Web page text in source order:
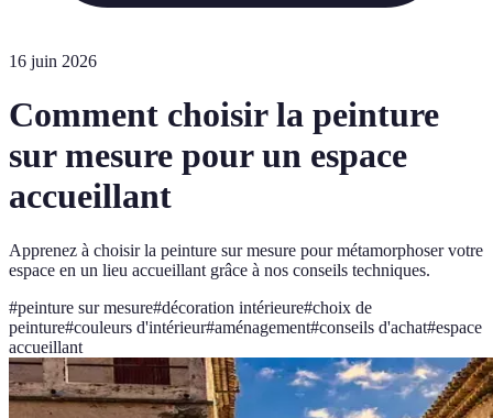
16 juin 2026
Comment choisir la peinture
sur mesure pour un espace
accueillant
Apprenez à choisir la peinture sur mesure pour métamorphoser votre
espace en un lieu accueillant grâce à nos conseils techniques.
#peinture sur mesure#décoration intérieure#choix de
peinture#couleurs d'intérieur#aménagement#conseils d'achat#espace
accueillant